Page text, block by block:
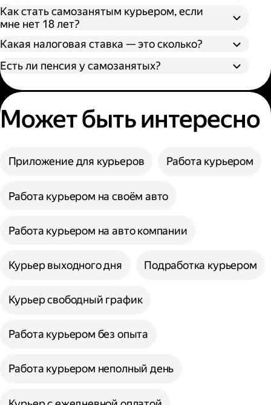
Как стать самозанятым курьером, если
мне нет 18 лет?
Какая налоговая ставка — это сколько?
Есть ли пенсия у самозанятых?
Может быть интересно
Приложение для курьеров Работа курьером
Работа курьером на своём авто
Работа курьером на авто компании
Курьер выходного дня Подработка курьером
Курьер свободный график
Работа курьером без опыта
Работа курьером неполный день